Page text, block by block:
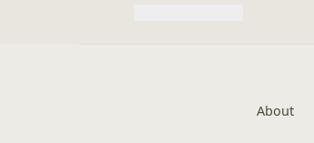
About